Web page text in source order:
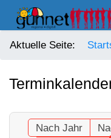
Aktuelle Seite:
Nach Jahr